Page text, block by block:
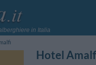
in Italia
Hotel